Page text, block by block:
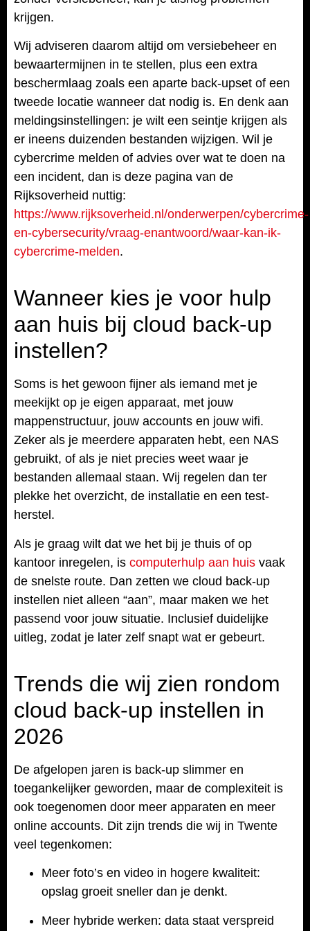
krijgen.
Wij adviseren daarom altijd om versiebeheer en
bewaartermijnen in te stellen, plus een extra
beschermlaag zoals een aparte back-upset of een
tweede locatie wanneer dat nodig is. En denk aan
meldingsinstellingen: je wilt een seintje krijgen als
er ineens duizenden bestanden wijzigen. Wil je
cybercrime melden of advies over wat te doen na
een incident, dan is deze pagina van de
Rijksoverheid nuttig:
https://www.rijksoverheid.nl/onderwerpen/cybercrime-
en-cybersecurity/vraag-enantwoord/waar-kan-ik-
cybercrime-melden.
Wanneer kies je voor hulp
aan huis bij cloud back-up
instellen?
Soms is het gewoon fijner als iemand met je
meekijkt op je eigen apparaat, met jouw
mappenstructuur, jouw accounts en jouw wifi.
Zeker als je meerdere apparaten hebt, een NAS
gebruikt, of als je niet precies weet waar je
bestanden allemaal staan. Wij regelen dan ter
plekke het overzicht, de installatie en een test-
herstel.
Als je graag wilt dat we het bij je thuis of op
kantoor inregelen, is computerhulp aan huis vaak
de snelste route. Dan zetten we cloud back-up
instellen niet alleen “aan”, maar maken we het
passend voor jouw situatie. Inclusief duidelijke
uitleg, zodat je later zelf snapt wat er gebeurt.
Trends die wij zien rondom
cloud back-up instellen in
2026
De afgelopen jaren is back-up slimmer en
toegankelijker geworden, maar de complexiteit is
ook toegenomen door meer apparaten en meer
online accounts. Dit zijn trends die wij in Twente
veel tegenkomen:
Meer foto’s en video in hogere kwaliteit:
opslag groeit sneller dan je denkt.
Meer hybride werken: data staat verspreid